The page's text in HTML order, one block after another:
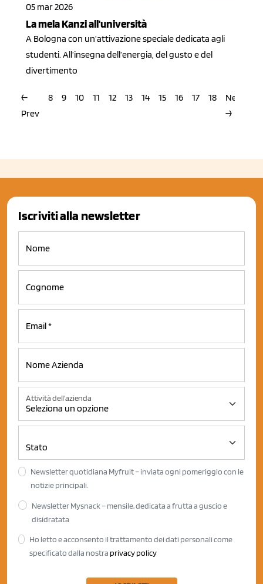
05 mar 2026
La mela Kanzi all'università
A Bologna con un’attivazione speciale dedicata agli
studenti. All’insegna dell’energia, del gusto e del
divertimento
←
Prev
8 9 10 11 12 13 14 15 16 17 18
Next
→
Iscriviti alla newsletter
Attività dell'azienda
Newsletter quotidiana Myfruit – inviata ogni pomeriggio con le
notizie principali.
Newsletter Mysnack – mensile, dedicata a frutta a guscio e
disidratata
Ho letto e acconsento il trattamento dei dati personali come
specificato dalla nostra privacy policy